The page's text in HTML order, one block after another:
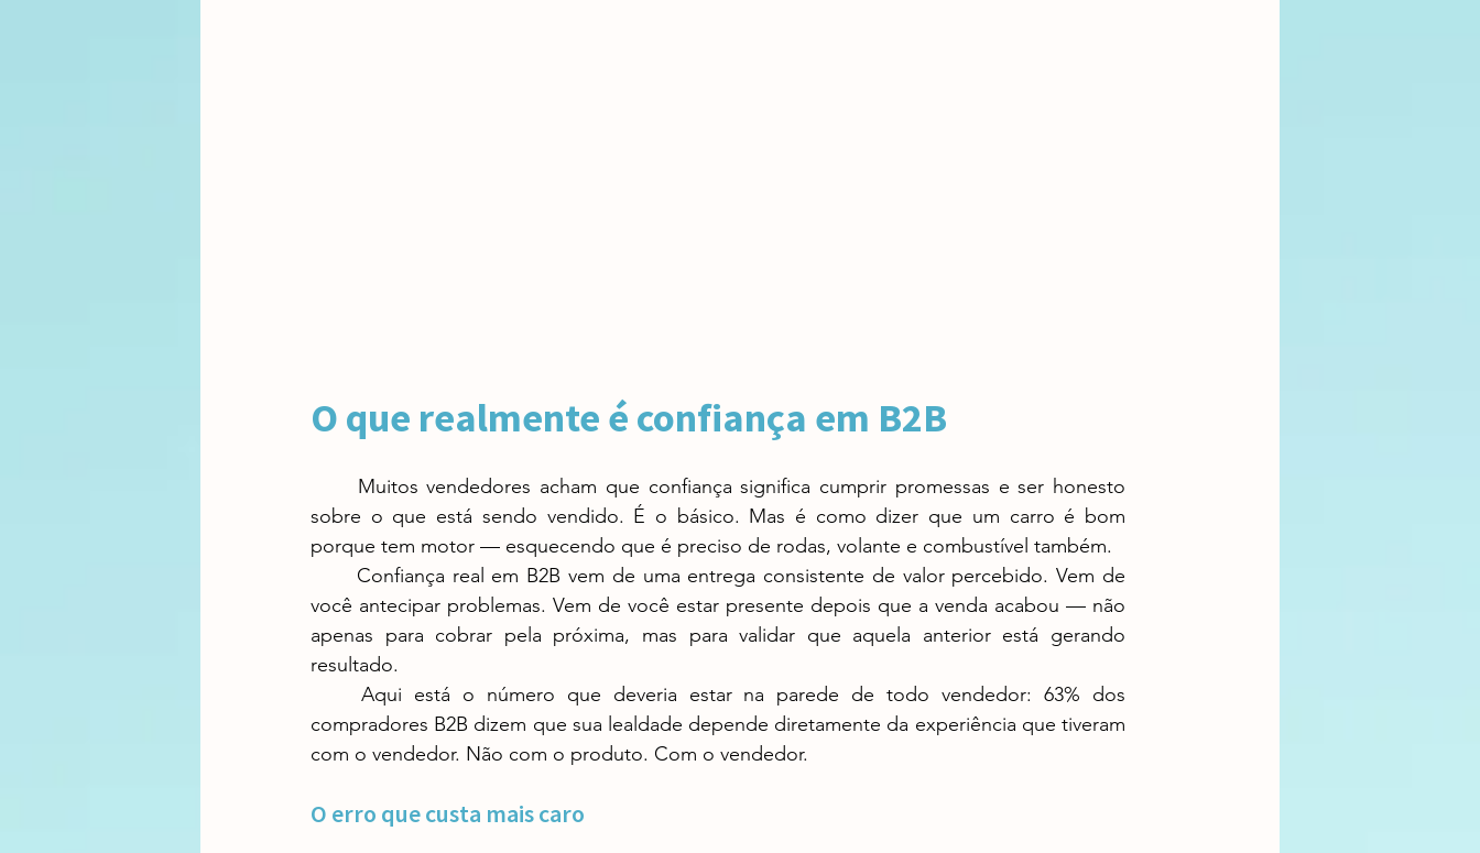
O que realmente é confiança em B2B
sobre o que está sendo vendido. É o básico. Mas é como dizer que um carro é bom
porque tem motor — esquecendo que é preciso de rodas, volante e combustível também.
você antecipar problemas. Vem de você estar presente depois que a venda acabou — não
apenas para cobrar pela próxima, mas para validar que aquela anterior está gerando
resultado.
compradores B2B dizem que sua lealdade depende diretamente da experiência que tiveram
com o vendedor. Não com o produto. Com o vendedor.
O erro que custa mais caro